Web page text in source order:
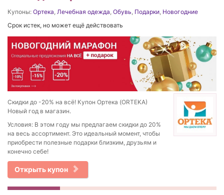
Купоны: Ортека, Лечебная одежда, Обувь, Подарки, Новогодние
Срок истек, но может ещё действовать
Скидки до -20% на всё! Купон Ортека (ORTEKA)
Новый год в магазин.
Условия: В этом году мы предлагаем скидки до 20%
на весь ассортимент. Это идеальный момент, чтобы
приобрести полезные подарки близким, друзьям и
конечно себе!
Открыть купон